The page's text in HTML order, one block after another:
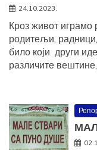
24.10.2023.
Кроз живот играмо
родитељи,
било који други
различите